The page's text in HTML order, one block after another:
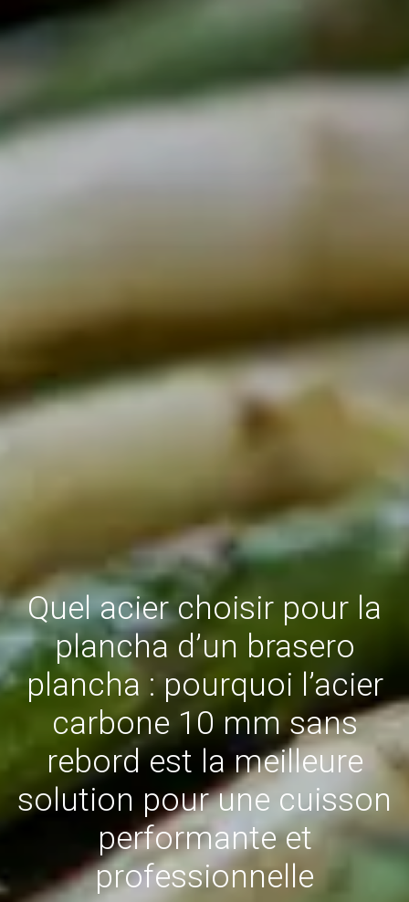
Quel acier choisir pour la
plancha d’un brasero
plancha : pourquoi l’acier
carbone 10 mm sans
rebord est la meilleure
solution pour une cuisson
performante et
professionnelle